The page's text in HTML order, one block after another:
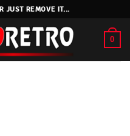
JUST REMOVE IT...
0